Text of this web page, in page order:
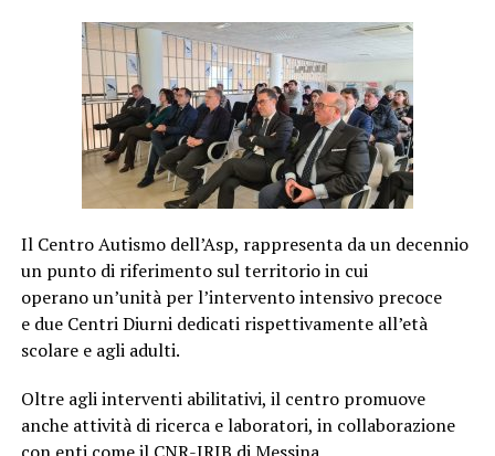
Il Centro Autismo dell’Asp, rappresenta da un decennio
un punto di riferimento sul territorio in cui
operano un’unità per l’intervento intensivo precoce
e due Centri Diurni dedicati rispettivamente all’età
scolare e agli adulti.
Oltre agli interventi abilitativi, il centro promuove
anche attività di ricerca e laboratori, in collaborazione